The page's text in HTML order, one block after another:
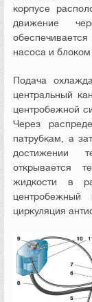
корпусе
движение
насоса и блоком
Подача
центральный
центробежной
Через
патрубкам, а
достижении
открывается
жидкости в
центробежный
циркуляция